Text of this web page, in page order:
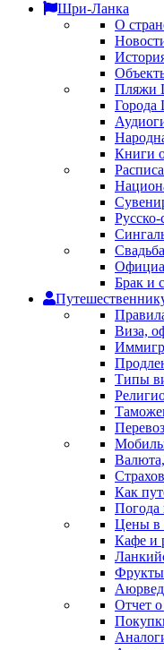
Шри-Ланка
О
Пляжи
Книги
Брак и
Виза,
Типы
Как
Погода
Цены в
Кафе и
Фрукты
Отчет